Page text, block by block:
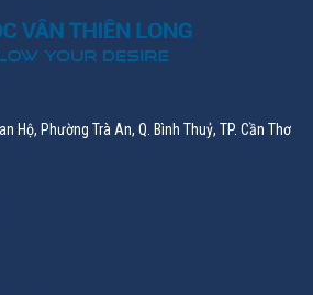
Hộ, Phường Trà An, Q. Bình Thuỷ, TP. Cần Thơ